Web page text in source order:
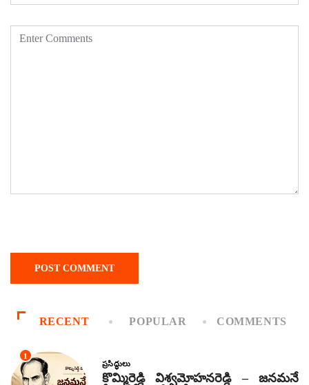
RECENT POPULAR COMMENTS
1
ప్రసిద్ధులు
కొమ్మిరెడ్డి విశ్వమోహనరెడ్డి – జనమనే